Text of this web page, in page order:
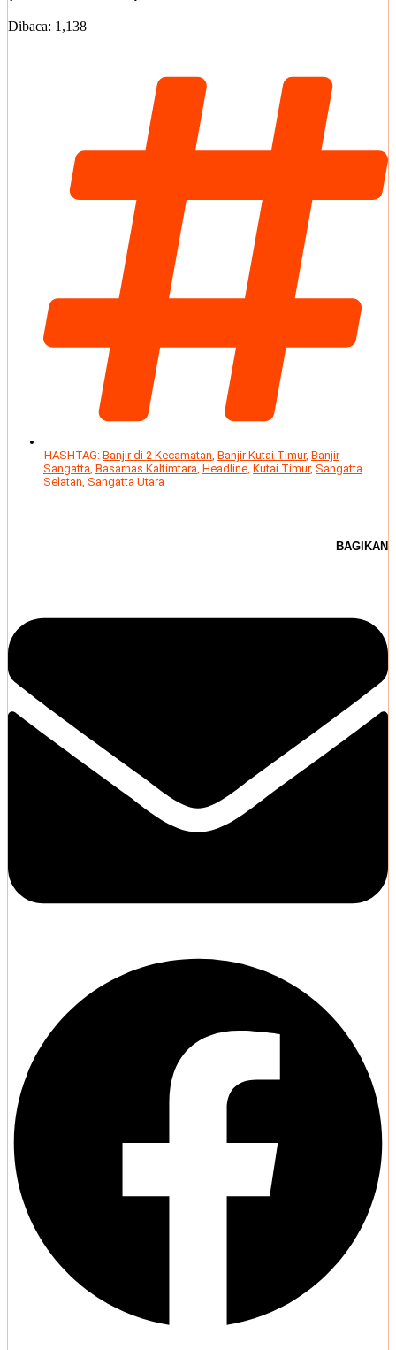
Dibaca: 1,138
HASHTAG: Banjir di 2 Kecamatan, Banjir Kutai Timur, Banjir
Sangatta, Basarnas Kaltimtara, Headline, Kutai Timur, Sangatta
Selatan, Sangatta Utara
BAGIKAN